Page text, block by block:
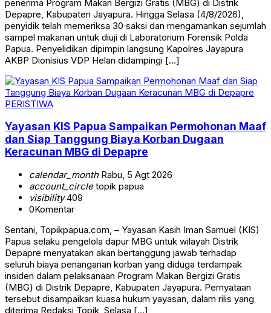
penerima Program Makan Bergizi Gratis (MBG) di Distrik
Depapre, Kabupaten Jayapura. Hingga Selasa (4/8/2026),
penyidik telah memeriksa 30 saksi dan mengamankan sejumlah
sampel makanan untuk diuji di Laboratorium Forensik Polda
Papua. Penyelidikan dipimpin langsung Kapolres Jayapura
AKBP Dionisius VDP Helan didampingi […]
PERISTIWA
Yayasan KIS Papua Sampaikan Permohonan Maaf
dan Siap Tanggung Biaya Korban Dugaan
Keracunan MBG di Depapre
calendar_monthRabu, 5 Agt 2026
account_circletopik papua
visibility409
0Komentar
Sentani, Topikpapua.com, – Yayasan Kasih Iman Samuel (KIS)
Papua selaku pengelola dapur MBG untuk wilayah Distrik
Depapre menyatakan akan bertanggung jawab terhadap
seluruh biaya penanganan korban yang diduga terdampak
insiden dalam pelaksanaan Program Makan Bergizi Gratis
(MBG) di Distrik Depapre, Kabupaten Jayapura. Pernyataan
tersebut disampaikan kuasa hukum yayasan, dalam rilis yang
diterima Redaksi Topik, Selasa […]